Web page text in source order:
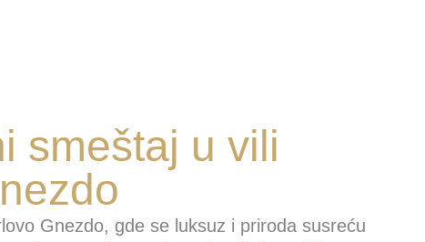
smeštaj u vili
Gnezdo, gde se luksuz i priroda susreću